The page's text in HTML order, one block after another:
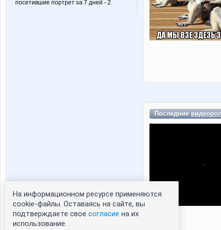
посетившие портрет за 7 дней - 2
Последние
На информационном ресурсе применяются
cookie-файлы. Оставаясь на сайте, вы
подтверждаете свое согласие на их
использование.